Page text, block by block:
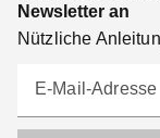
Newsletter an
Nützliche
E-Mail-Adresse